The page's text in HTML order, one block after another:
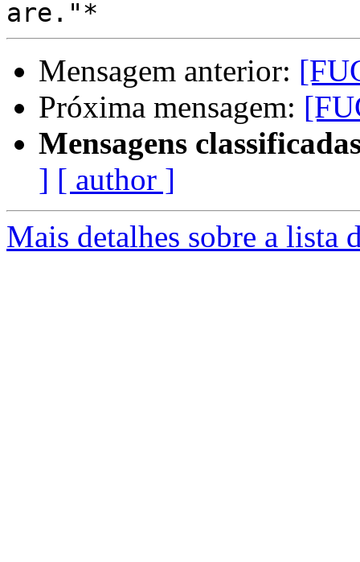
Mensagem anterior:
Próxima mensagem:
Mensagens
] [ author ]
Mais detalhes sobre a lista